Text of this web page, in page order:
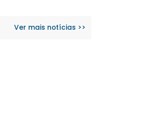
Ver mais notícias >>